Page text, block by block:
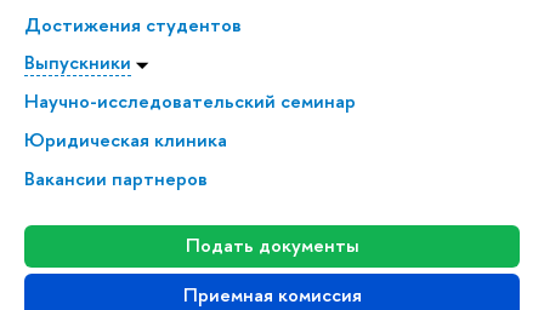
Достижения студентов
Выпускники
Научно-исследовательский семинар
Юридическая клиника
Вакансии партнеров
Подать документы
Приемная комиссия